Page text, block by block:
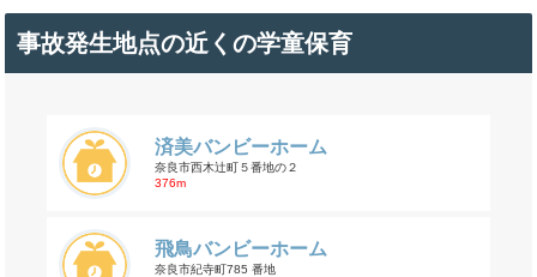
事故発生地点の近くの学童保育
済美バンビーホーム
奈良市西木辻町５番地の２
376m
飛鳥バンビーホーム
奈良市紀寺町785 番地